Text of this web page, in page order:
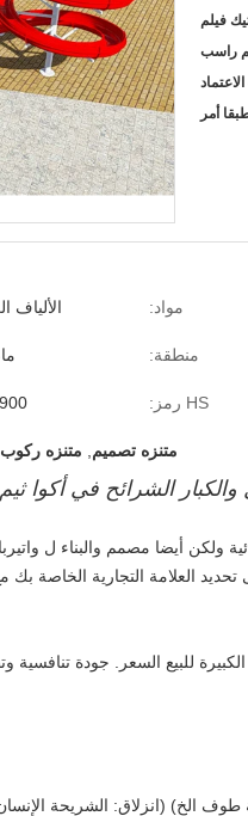
فيلم
أمر
مواد: الألياف
منطقة:
HS رمز:
متنزه تصميم متنزه
الشرائح في أكوا
ولكن أيضا مصمم والبناء ل
تحديد العلامة التجارية الخاصة
للبيع السعر.
جودة تنافسية
الخ) (انزلاق: الشريحة